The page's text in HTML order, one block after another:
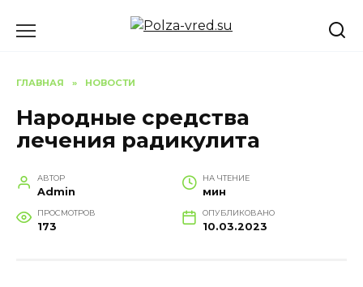
ГЛАВНАЯ » НОВОСТИ
Народные средства
лечения радикулита
АВТОР
Admin
НА ЧТЕНИЕ
мин
ПРОСМОТРОВ
173
ОПУБЛИКОВАНО
10.03.2023